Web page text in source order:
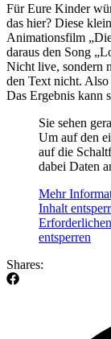
Für Eure Kinder
das hier? Diese
Animationsfilm
daraus den Song
Nicht live, sondern
den Text nicht.
Das Ergebnis kann
Sie sehen
Um auf den
auf die
dabei Daten
Mehr
Inhalt
entsperren
Shares: